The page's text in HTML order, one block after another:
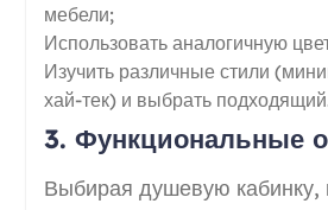
мебели;
Использовать аналогичную
Изучить различные стили
хай-тек) и выбрать
3. Функциональные
Выбирая душевую кабинку,